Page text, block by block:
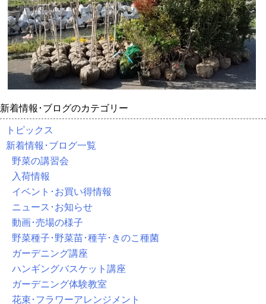
新着情報･ブログのカテゴリー
トピックス
新着情報･ブログ一覧
野菜の講習会
入荷情報
イベント･お買い得情報
ニュース･お知らせ
動画･売場の様子
野菜種子･野菜苗･種芋･きのこ種菌
ガーデニング講座
ハンギングバスケット講座
ガーデニング体験教室
花束･フラワーアレンジメント